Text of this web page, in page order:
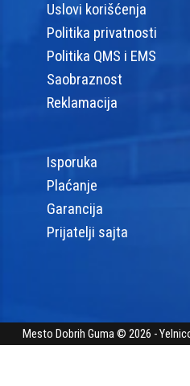
Uslovi korišćenja
Politika privatnosti
Politika QMS i EMS
Saobraznost
Reklamacija
Isporuka
Plaćanje
Garancija
Prijatelji sajta
Mesto Dobrih Guma © 2026 -